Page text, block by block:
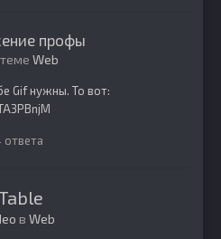
профы
Web
Gif нужны. То вот:
ответа
в Web